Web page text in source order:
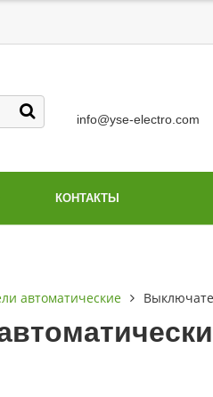
info@yse-electro.com
КОНТАКТЫ
автоматические